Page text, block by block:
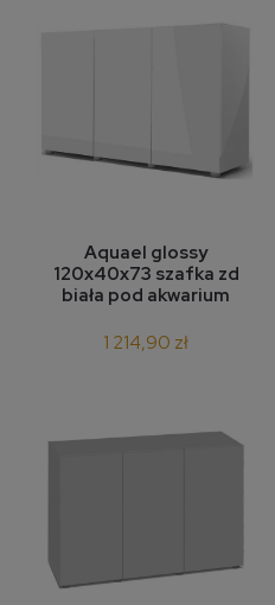
Aquael glossy
120x40x73 szafka zd
biała pod akwarium
1 214,90 zł